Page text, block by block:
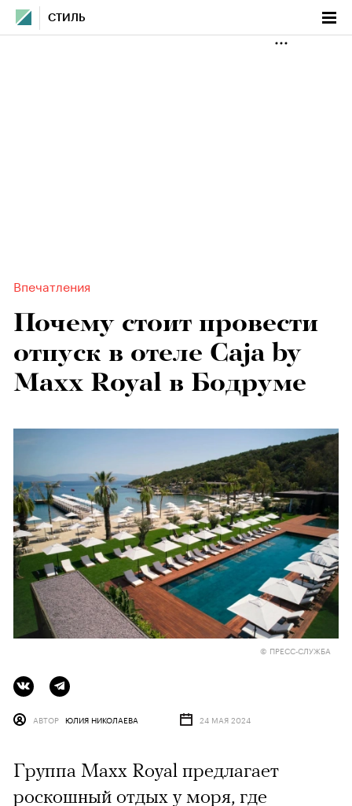
СТИЛЬ
Впечатления
Почему стоит провести
отпуск в отеле Caja by
Maxx Royal в Бодруме
© ПРЕСС-СЛУЖБА
АВТОР ЮЛИЯ НИКОЛАЕВА 24 МАЯ 2024
Группа Maxx Royal предлагает
роскошный отдых у моря, где